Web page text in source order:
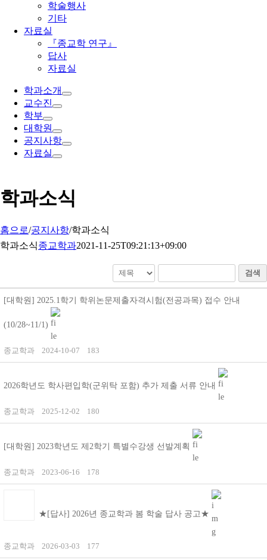
학술행사
기타
자료실
『종교학 연구』
답사
자료실
학과소개
교수진
학부
대학원
공지사항
자료실
학과소식
홈으로/공지사항/학과소식
학과소식종교학과2021-11-25T09:21:13+09:00
검색
[대학원] 2025.1학기 학위논문제출자격시험(전공과목) 접수 안내
(10/28~11/1)
종교학과 2024-10-07 183
2026학년도 학사편입학(군위탁 포함) 추가 제출 서류 안내
종교학과 2025-12-02 180
[대학원] 2023학년도 제2학기 특별수강생 선발계획
종교학과 2023-06-16 178
★[답사] 2026년 종교학과 봄 학술 답사 공고★
종교학과 2026-03-03 177